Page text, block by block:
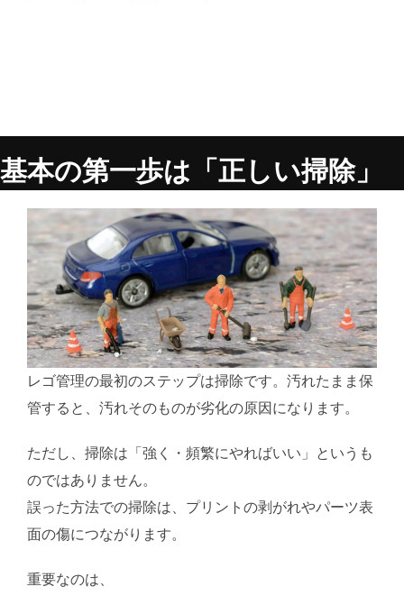
基本の第一歩は「正しい掃除」
レゴ管理の最初のステップは掃除です。汚れたまま保
管すると、汚れそのものが劣化の原因になります。
ただし、掃除は「強く・頻繁にやればいい」というも
のではありません。
誤った方法での掃除は、プリントの剥がれやパーツ表
面の傷につながります。
重要なのは、